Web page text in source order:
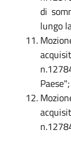
di
lungo
Paese";